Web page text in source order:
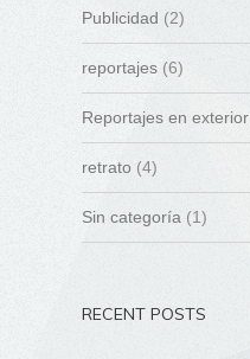
Publicidad (2)
reportajes (6)
Reportajes en exterior
retrato (4)
Sin categoría (1)
RECENT POSTS